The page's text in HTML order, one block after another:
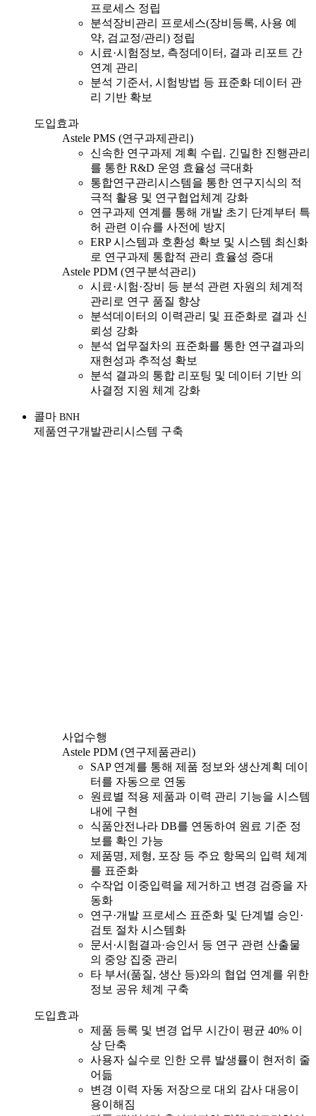
프로세스 정립
분석장비관리 프로세스(장비등록, 사용 예
약, 검교정/관리) 정립
시료·시험정보, 측정데이터, 결과 리포트 간
연계 관리
분석 기준서, 시험방법 등 표준화 데이터 관
리 기반 확보
도입효과
Astele PMS (연구과제관리)
신속한 연구과제 계획 수립. 긴밀한 진행관리
를 통한 R&D 운영 효율성 극대화
통합연구관리시스템을 통한 연구지식의 적
극적 활용 및 연구협업체계 강화
연구과제 연계를 통해 개발 초기 단계부터 특
허 관련 이슈를 사전에 방지
ERP 시스템과 호환성 확보 및 시스템 최신화
로 연구과제 통합적 관리 효율성 증대
Astele PDM (연구분석관리)
시료·시험·장비 등 분석 관련 자원의 체계적
관리로 연구 품질 향상
분석데이터의 이력관리 및 표준화로 결과 신
뢰성 강화
분석 업무절차의 표준화를 통한 연구결과의
재현성과 추적성 확보
분석 결과의 통합 리포팅 및 데이터 기반 의
사결정 지원 체계 강화
콜마 BNH
제품연구개발관리시스템 구축
사업수행
Astele PDM (연구제품관리)
SAP 연계를 통해 제품 정보와 생산계획 데이
터를 자동으로 연동
원료별 적용 제품과 이력 관리 기능을 시스템
내에 구현
식품안전나라 DB를 연동하여 원료 기준 정
보를 확인 가능
제품명, 제형, 포장 등 주요 항목의 입력 체계
를 표준화
수작업 이중입력을 제거하고 변경 검증을 자
동화
연구·개발 프로세스 표준화 및 단계별 승인·
검토 절차 시스템화
문서·시험결과·승인서 등 연구 관련 산출물
의 중앙 집중 관리
타 부서(품질, 생산 등)와의 협업 연계를 위한
정보 공유 체계 구축
도입효과
제품 등록 및 변경 업무 시간이 평균 40% 이
상 단축
사용자 실수로 인한 오류 발생률이 현저히 줄
어듦
변경 이력 자동 저장으로 대외 감사 대응이
용이해짐